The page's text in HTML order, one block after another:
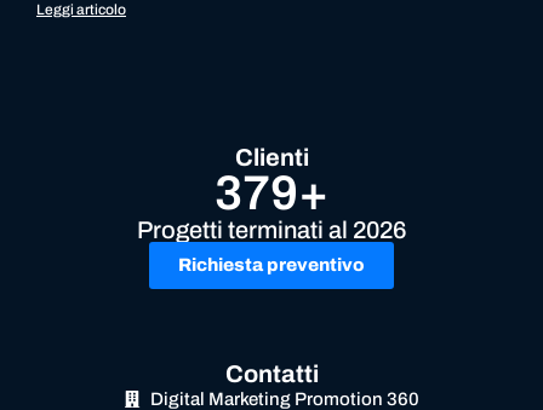
Leggi articolo
Clienti
379+
Progetti terminati al 2026
Richiesta preventivo
Contatti
Digital Marketing Promotion 360